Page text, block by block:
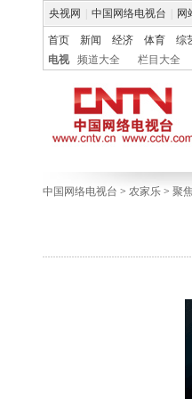
央视网 中国网络电视台 网
首页 新闻 经济 体育 综
电视
频道大全 栏目大全
中国网络电视台 > 农家乐 > 聚